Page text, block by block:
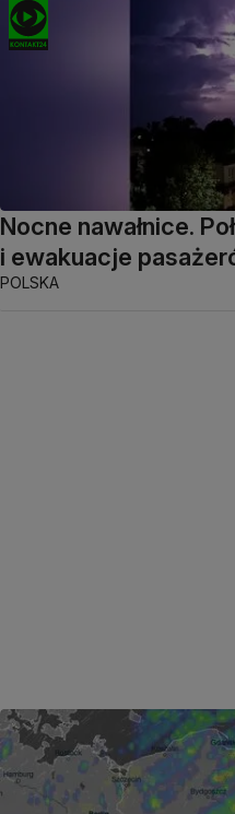
Nocne nawałnice.
i ewakuacje
POLSKA